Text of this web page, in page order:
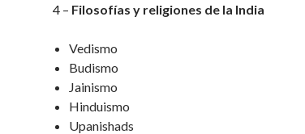
4 – Filosofías y religiones de la India
Vedismo
Budismo
Jainismo
Hinduismo
Upanishads